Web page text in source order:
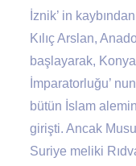
İznik’ in
Kılıç Arslan,
başlayarak,
İmparatorluğu’
bütün İslam
girişti. Ancak
Suriye meliki